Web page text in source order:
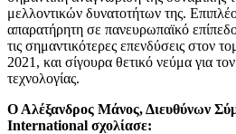
μελλοντικών δυνατοτήτων της.
απαρατήρητη σε πανευρωπαϊκό
τις σημαντικότερες επενδύσεις στον
2021, και σίγουρα θετικό νεύμα για
τεχνολογίας.
Ο Αλέξανδρος Μάνος, Διευθύνων
International σχολίασε: